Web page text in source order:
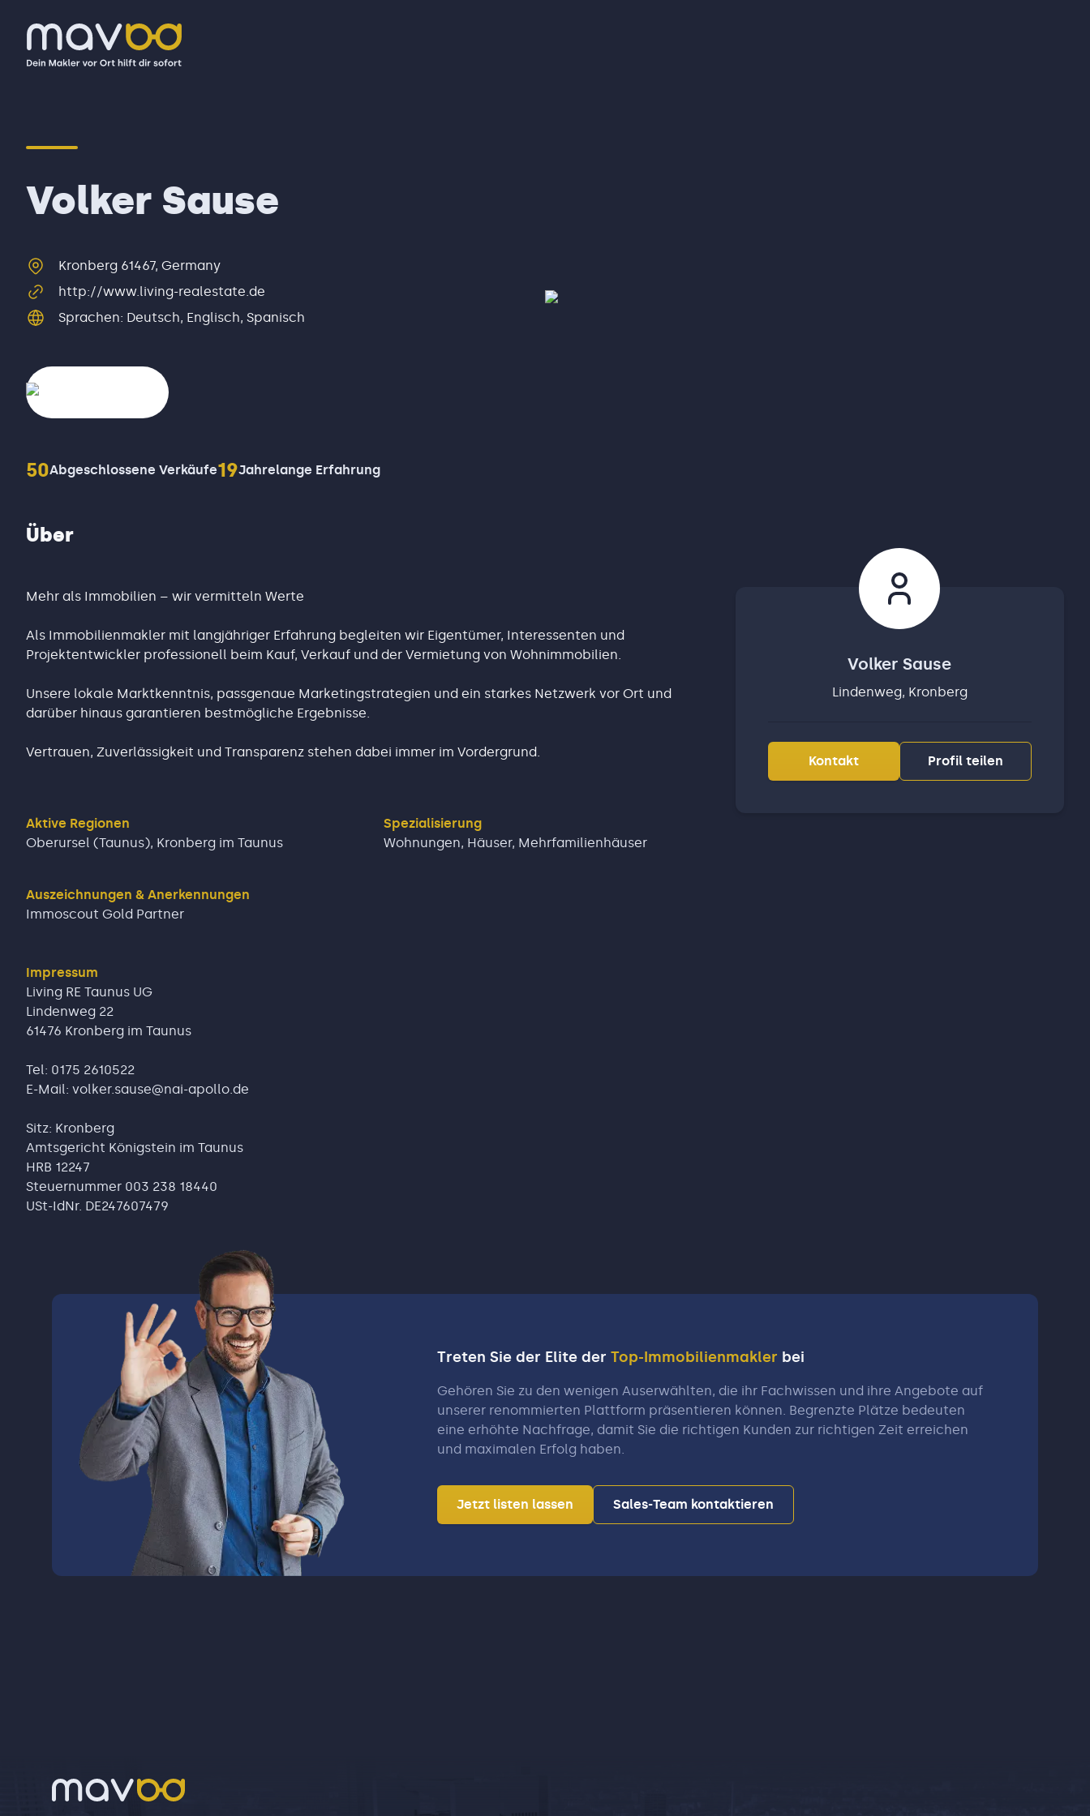
Volker Sause
Kronberg 61467, Germany
http://www.living-realestate.de
Sprachen: Deutsch, Englisch, Spanisch
50Abgeschlossene Verkäufe19Jahrelange Erfahrung
Über
Mehr als Immobilien – wir vermitteln Werte
Als Immobilienmakler mit langjähriger Erfahrung begleiten wir Eigentümer, Interessenten und
Projektentwickler professionell beim Kauf, Verkauf und der Vermietung von Wohnimmobilien.
Unsere lokale Marktkenntnis, passgenaue Marketingstrategien und ein starkes Netzwerk vor Ort und
darüber hinaus garantieren bestmögliche Ergebnisse.
Vertrauen, Zuverlässigkeit und Transparenz stehen dabei immer im Vordergrund.
Aktive Regionen
Oberursel (Taunus), Kronberg im Taunus
Spezialisierung
Wohnungen, Häuser, Mehrfamilienhäuser
Auszeichnungen & Anerkennungen
Immoscout Gold Partner
Impressum
Living RE Taunus UG
Lindenweg 22
61476 Kronberg im Taunus
Tel: 0175 2610522
E-Mail: volker.sause@nai-apollo.de
Sitz: Kronberg
Amtsgericht Königstein im Taunus
HRB 12247
Steuernummer 003 238 18440
USt-IdNr. DE247607479
Volker Sause
Lindenweg, Kronberg
Kontakt Profil teilen
Treten Sie der Elite der Top-Immobilienmakler bei
Gehören Sie zu den wenigen Auserwählten, die ihr Fachwissen und ihre Angebote auf
unserer renommierten Plattform präsentieren können. Begrenzte Plätze bedeuten
eine erhöhte Nachfrage, damit Sie die richtigen Kunden zur richtigen Zeit erreichen
und maximalen Erfolg haben.
Jetzt listen lassen Sales-Team kontaktieren